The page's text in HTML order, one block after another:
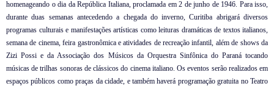
homenageando o dia da República Italiana, proclamada em 2 de junho de 1946. Para isso,
durante duas semanas antecedendo a chegada do inverno, Curitiba abrigará diversos
programas culturais e manifestações artísticas como leituras dramáticas de textos italianos,
semana de cinema, feira gastronômica e atividades de recreação infantil, além de shows da
Zizi Possi e da Associação dos Músicos da Orquestra Sinfônica do Paraná tocando
músicas de trilhas sonoras de clássicos do cinema italiano. Os eventos serão realizados em
espaços públicos como praças da cidade, e também haverá programação gratuita no Teatro